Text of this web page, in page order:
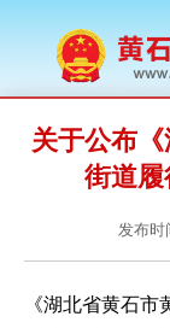
关于公布
街道
发布时
《湖北省黄石市